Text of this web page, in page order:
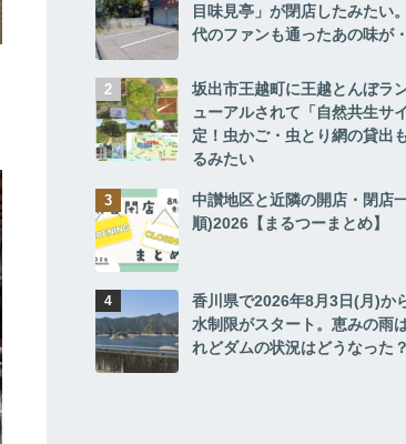
目味見亭」が閉店したみたい
代のファンも通ったあの味が
坂出市王越町に王越とんぼラ
ューアルされて「自然共生サ
定！虫かご・虫とり網の貸出
るみたい
中讃地区と近隣の開店・閉店
順)2026【まるつーまとめ】
香川県で2026年8月3日(月)か
水制限がスタート。恵みの雨
れどダムの状況はどうなった？